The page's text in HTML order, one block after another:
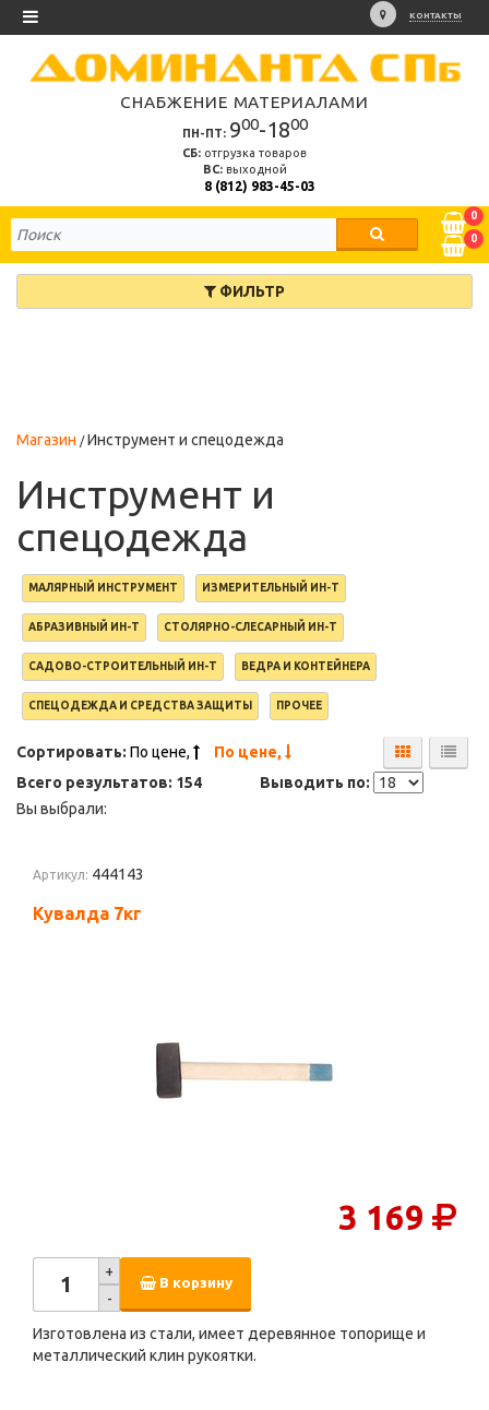
КОНТАКТЫ
СНАБЖЕНИЕ МАТЕРИАЛАМИ
ПН-ПТ: 900-1800
СБ: отгрузка товаров
ВС:выходной
8 (812) 983-45-03
0
0
ФИЛЬТР
Магазин Инструмент и спецодежда
Инструмент и
спецодежда
МАЛЯРНЫЙ ИНСТРУМЕНТ ИЗМЕРИТЕЛЬНЫЙ ИН-Т
АБРАЗИВНЫЙ ИН-Т СТОЛЯРНО-СЛЕСАРНЫЙ ИН-Т
САДОВО-СТРОИТЕЛЬНЫЙ ИН-Т ВЕДРА И КОНТЕЙНЕРА
СПЕЦОДЕЖДА И СРЕДСТВА ЗАЩИТЫ ПРОЧЕЕ
Сортировать: По цене,
По цене,
Выводить по:
Всего результатов: 154
Вы выбрали:
Артикул: 444143
Кувалда 7кг
3 169
+
-
В корзину
Изготовлена из стали, имеет деревянное топорище и
металлический клин рукоятки.